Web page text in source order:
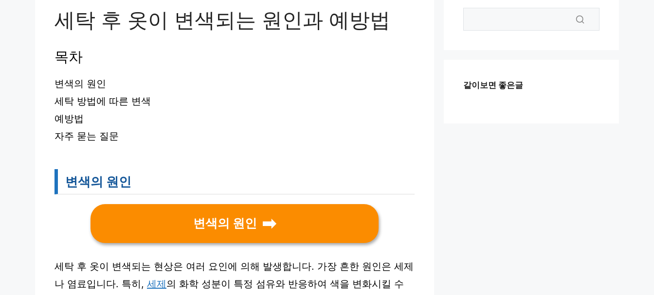
세탁 후 옷이 변색되는 원인과 예방법
목차
변색의 원인
세탁 방법에 따른 변색
예방법
자주 묻는 질문
변색의 원인
변색의 원인
세탁 후 옷이 변색되는 현상은 여러 요인에 의해 발생합니다. 가장 흔한 원인은 세제
나 염료입니다. 특히, 세제의 화학 성분이 특정 섬유와 반응하여 색을 변화시킬 수
같이보면 좋은글